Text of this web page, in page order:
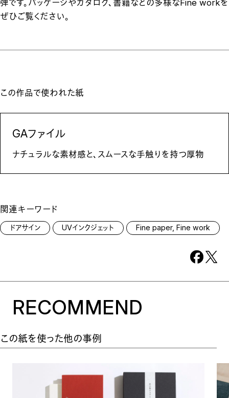
弾です。パッケージやカタログ、書籍などの多様なFine workを
ぜひご覧ください。
この作品で使われた紙
GAファイル
ナチュラルな素材感と、スムースな手触りを持つ厚物
関連キーワード
ドアサイン UVインクジェット Fine paper, Fine work
RECOMMEND
この紙を使った他の事例